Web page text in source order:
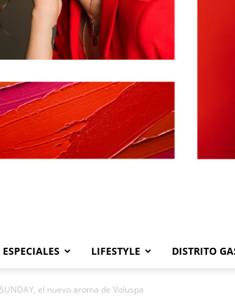
ESPECIALES LIFESTYLE DISTRITO
el nuevo aroma de Voluspa